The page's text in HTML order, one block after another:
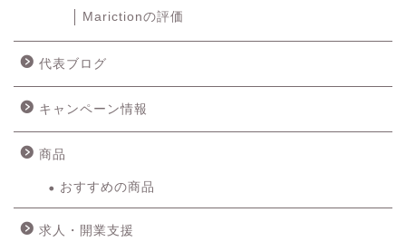
Marictionの評価
代表ブログ
キャンペーン情報
商品
おすすめの商品
求人・開業支援